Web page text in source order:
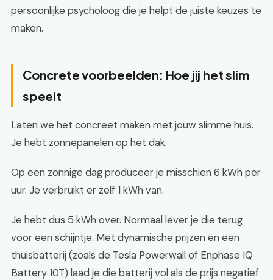
persoonlijke psycholoog die je helpt de juiste keuzes te
maken.
Concrete voorbeelden: Hoe jij het slim
speelt
Laten we het concreet maken met jouw slimme huis.
Je hebt zonnepanelen op het dak.
Op een zonnige dag produceer je misschien 6 kWh per
uur. Je verbruikt er zelf 1 kWh van.
Je hebt dus 5 kWh over. Normaal lever je die terug
voor een schijntje. Met dynamische prijzen en een
thuisbatterij (zoals de Tesla Powerwall of Enphase IQ
Battery 10T) laad je die batterij vol als de prijs negatief